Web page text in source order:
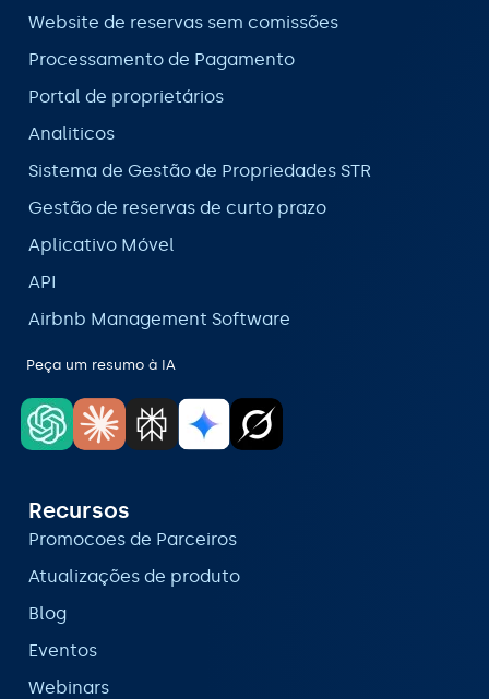
Website de reservas sem comissões
Processamento de Pagamento
Portal de proprietários
Analiticos
Sistema de Gestão de Propriedades STR
Gestão de reservas de curto prazo
Aplicativo Móvel
API
Airbnb Management Software
Peça um resumo à IA
Recursos
Promocoes de Parceiros
Atualizações de produto
Blog
Eventos
Webinars